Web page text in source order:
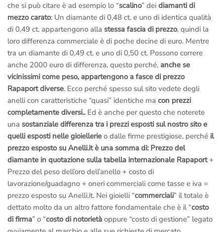
che si può citare è ad esempio lo “scalino” dei diamanti di
mezzo carato: Un diamante di 0,48 ct. e uno di identica qualità
di 0,49 ct. appartengono alla stessa fascia di prezzo, quindi la
loro differenza commerciale è di poche decine di euro. Mentre
tra un diamante di 0,49 ct. e uno di 0,50 ct. Possono correre
anche 2000 euro di differenza, questo perché, anche se
vicinissimi come peso, appartengono a fasce di prezzo
Rapaport diverse. Ecco perché spesso sul sito vedete degli
anelli con caratteristiche “quasi” identiche ma con prezzi
completamente diversi.. Ed è anche per questo che noterete
una sostanziale differenza tra i prezzi esposti sul nostro sito e
quelli esposti nelle gioiellerie o dalle firme prestigiose, perché il
prezzo esposto su Anelli.it è una somma di: Prezzo del
diamante in quotazione sulla tabella internazionale Rapaport+
Prezzo del peso dell’oro dell’anello + costo di
lavorazione/guadagno + oneri commerciali come tasse e iva =
prezzo esposto su Anelli.it. Nei gioielli “commerciali” il totale è
dettato molto da un altro fattore fondamentale che è il “costo
di firma” o “costo di notorietà oppure “costo di gestione” legato